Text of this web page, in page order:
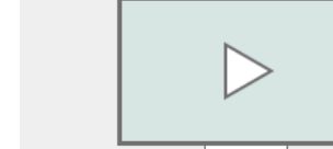
https://www.tiktok.com/
https://www.youtube.com/